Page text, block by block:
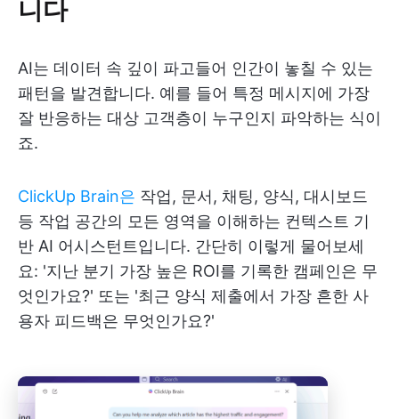
니다
AI는 데이터 속 깊이 파고들어 인간이 놓칠 수 있는
패턴을 발견합니다. 예를 들어 특정 메시지에 가장
잘 반응하는 대상 고객층이 누구인지 파악하는 식이
죠.
ClickUp Brain은 작업, 문서, 채팅, 양식, 대시보드
등 작업 공간의 모든 영역을 이해하는 컨텍스트 기
반 AI 어시스턴트입니다. 간단히 이렇게 물어보세
요: '지난 분기 가장 높은 ROI를 기록한 캠페인은 무
엇인가요?' 또는 '최근 양식 제출에서 가장 흔한 사
용자 피드백은 무엇인가요?'